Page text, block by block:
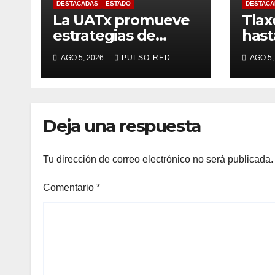
DESTACADAS ESTADO
La UATx promueve
estrategias de
enseñanza
centradas en el
contexto de sus
AGO 5, 2026 PULSO-RED
deAGO
Deja una respuesta
Tu dirección de correo electrónico no será publicada.
Comentario *